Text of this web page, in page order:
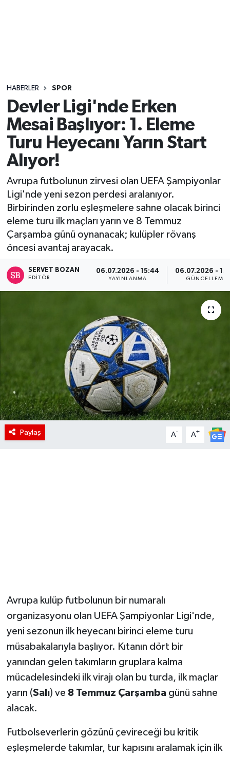
HABERLER SPOR
Devler Ligi'nde Erken
Mesai Başlıyor: 1. Eleme
Turu Heyecanı Yarın Start
Alıyor!
Avrupa futbolunun zirvesi olan UEFA Şampiyonlar
Ligi'nde yeni sezon perdesi aralanıyor.
Birbirinden zorlu eşleşmelere sahne olacak birinci
eleme turu ilk maçları yarın ve 8 Temmuz
Çarşamba günü oynanacak; kulüpler rövanş
öncesi avantaj arayacak.
SERVET BOZAN
EDITÖR
06.07.2026 - 15:44
YAYINLANMA
06.07.2026 -
GÜNCELLEME
Paylaş A- A+
Avrupa kulüp futbolunun bir numaralı
organizasyonu olan UEFA Şampiyonlar Ligi'nde,
yeni sezonun ilk heyecanı birinci eleme turu
müsabakalarıyla başlıyor. Kıtanın dört bir
yanından gelen takımların gruplara kalma
mücadelesindeki ilk virajı olan bu turda, ilk maçlar
yarın (Salı) ve 8 Temmuz Çarşambagünü sahne
alacak.
Futbolseverlerin gözünü çevireceği bu kritik
eşleşmelerde takımlar, tur kapısını aralamak için ilk
Yaşam